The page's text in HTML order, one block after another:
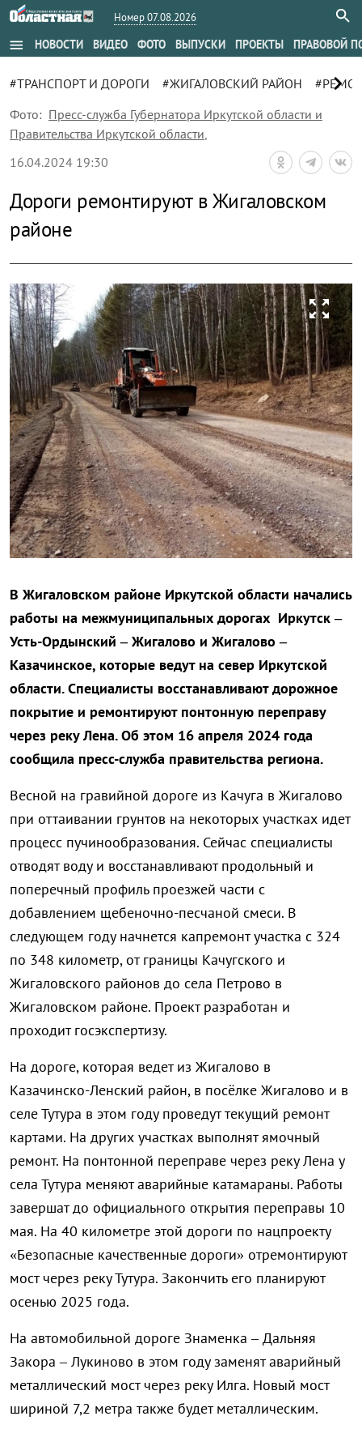
Номер 07.08.2026
menu НОВОСТИ ВИДЕО ФОТО ВЫПУСКИ ПРОЕКТЫ ПРАВОВОЙ
#ТРАНСПОРТ И ДОРОГИ #ЖИГАЛОВСКИЙ РАЙОН chevron_right
Фото: Пресс-служба Губернатора Иркутской области и
Правительства Иркутской области,
16.04.2024 19:30
Дороги ремонтируют в Жигаловском
районе
zoom_out_map
В Жигаловском районе Иркутской области начались
работы на межмуниципальных дорогах Иркутск –
Усть-Ордынский – Жигалово и Жигалово –
Казачинское, которые ведут на север Иркутской
области. Специалисты восстанавливают дорожное
покрытие и ремонтируют понтонную переправу
через реку Лена. Об этом 16 апреля 2024 года
сообщила пресс-служба правительства региона.
Весной на гравийной дороге из Качуга в Жигалово
при оттаивании грунтов на некоторых участках идет
процесс пучинообразования. Сейчас специалисты
отводят воду и восстанавливают продольный и
поперечный профиль проезжей части с
добавлением щебеночно-песчаной смеси. В
следующем году начнется капремонт участка с 324
по 348 километр, от границы Качугского и
Жигаловского районов до села Петрово в
Жигаловском районе. Проект разработан и
проходит госэкспертизу.
На дороге, которая ведет из Жигалово в
Казачинско-Ленский район, в посёлке Жигалово и в
селе Тутура в этом году проведут текущий ремонт
картами. На других участках выполнят ямочный
ремонт. На понтонной переправе через реку Лена у
села Тутура меняют аварийные катамараны. Работы
завершат до официального открытия переправы 10
мая. На 40 километре этой дороги по нацпроекту
«Безопасные качественные дороги» отремонтируют
мост через реку Тутура. Закончить его планируют
осенью 2025 года.
На автомобильной дороге Знаменка – Дальняя
Закора – Лукиново в этом году заменят аварийный
металлический мост через реку Илга. Новый мост
шириной 7,2 метра также будет металлическим.